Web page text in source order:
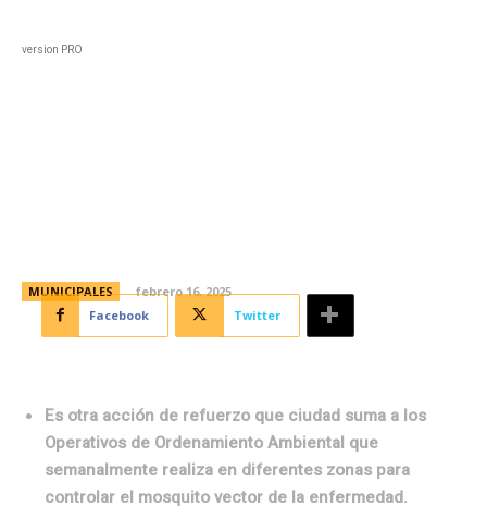
version PRO
MUNICIPALES
febrero 16, 2025
Facebook
Twitter
Es otra acción de refuerzo que ciudad suma a los
Operativos de Ordenamiento Ambiental que
semanalmente realiza en diferentes zonas para
controlar el mosquito vector de la enfermedad.